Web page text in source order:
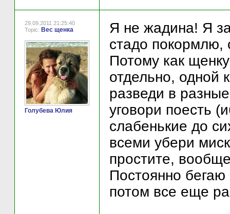
29.09.2011 21:25:40
Topic: Вес щенка
Голубева Юлия
Я не жадина! Я
стадо покормлю,
Потому как
отдельно, одной
разведи в
уговори поесть
слабенькие до
всеми убери
простите,
Постоянно
потом все еще